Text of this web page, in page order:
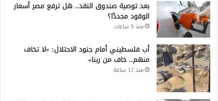
بعد توصية صندوق النقد.. هل ترفع مصر أسعار
الوقود مجددًا؟
منذ 9 ساعات
أب فلسطيني أمام جنود الاحتلال: «لا تخاف
منهم.. خاف من ربنا»
منذ 12 ساعة